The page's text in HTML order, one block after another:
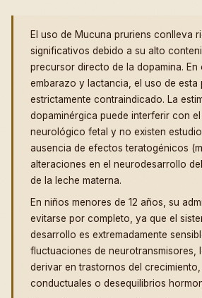
El uso de Mucuna pruriens conlleva
significativos debido a su alto
precursor directo de la dopamina. En
embarazo y lactancia, el uso de esta
estrictamente contraindicado. La
dopaminérgica puede interferir con
neurológico fetal y no existen
ausencia de efectos teratogénicos
alteraciones en el neurodesarrollo
de la leche materna.
En niños menores de 12 años, su
evitarse por completo, ya que el
desarrollo es extremadamente
fluctuaciones de neurotransmisores,
derivar en trastornos del
conductuales o desequilibrios